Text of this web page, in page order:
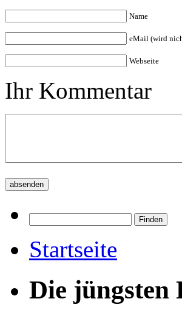
Name
eMail (wird
Webseite
Ihr Kommentar
Startseite
Die jüngsten